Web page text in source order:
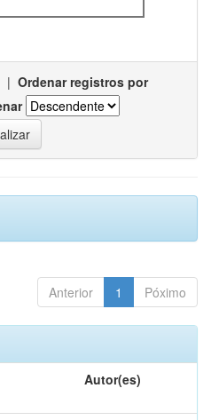
| Ordenar registros por
Anterior 1 Póximo
Autor(es)